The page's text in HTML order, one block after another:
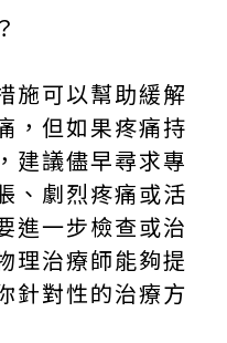
施可以幫助緩解
，但如果疼痛持
建議儘早尋求專
、劇烈疼痛或活
進一步檢查或治
理治療師能夠提
針對性的治療方